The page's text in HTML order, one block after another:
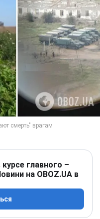
главного –
на OBOZ.UA в